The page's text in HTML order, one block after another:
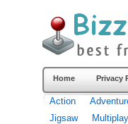
Home Privacy
Action
Jigsaw